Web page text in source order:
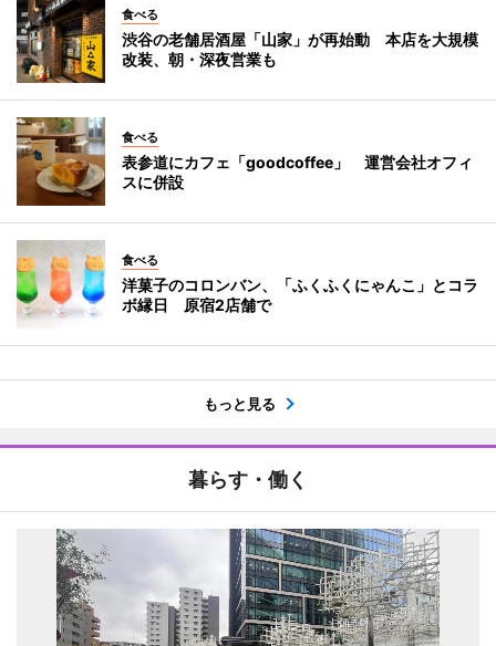
食べる
渋谷の老舗居酒屋「山家」が再始動 本店を大規模
改装、朝・深夜営業も
食べる
表参道にカフェ「goodcoffee」 運営会社オフィ
スに併設
食べる
洋菓子のコロンバン、「ふくふくにゃんこ」とコラ
ボ縁日 原宿2店舗で
もっと見る
暮らす・働く